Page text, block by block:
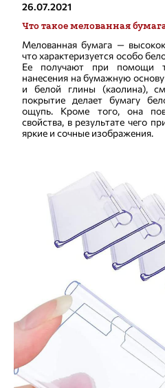
26.07.2021
Что такое мелованная
Мелованная бумага —
что характеризуется особо
Ее получают при помощи
нанесения на бумажную
и белой глины (каолина),
покрытие делает бумагу
ощупь. Кроме того, она
свойства, в результате чего
яркие и сочные изображения.